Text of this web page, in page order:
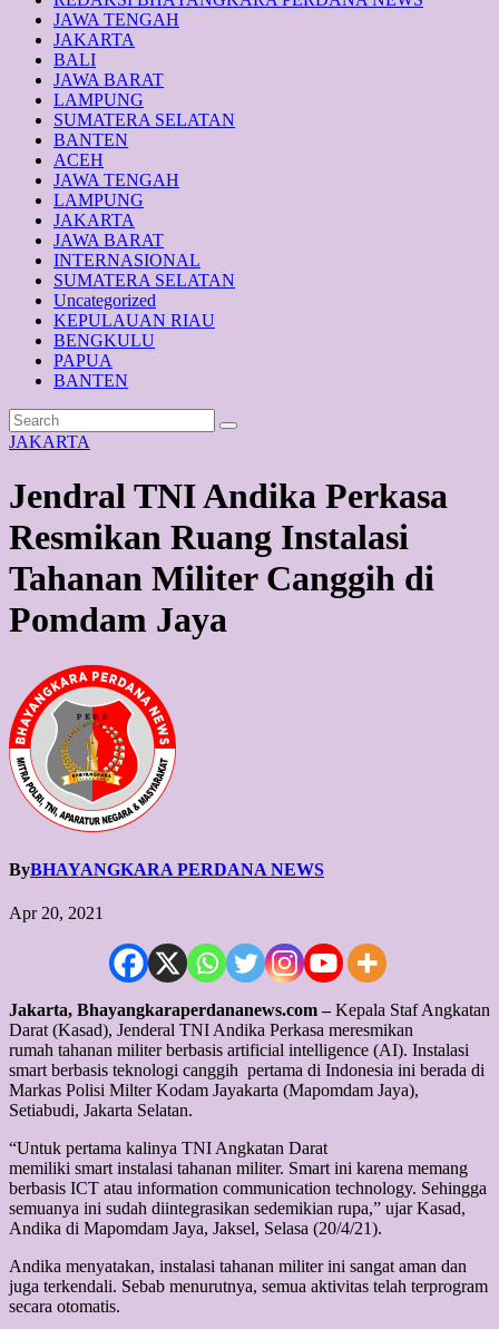
JAWA TENGAH
JAKARTA
BALI
JAWA BARAT
LAMPUNG
SUMATERA SELATAN
BANTEN
ACEH
JAWA TENGAH
LAMPUNG
JAKARTA
JAWA BARAT
INTERNASIONAL
SUMATERA SELATAN
Uncategorized
KEPULAUAN RIAU
BENGKULU
PAPUA
BANTEN
JAKARTA
Jendral TNI Andika Perkasa
Resmikan Ruang Instalasi
Tahanan Militer Canggih di
Pomdam Jaya
ByBHAYANGKARA PERDANA NEWS
Apr 20, 2021
Jakarta, Bhayangkaraperdananews.com –Kepala Staf Angkatan
Darat (Kasad), Jenderal TNI Andika Perkasa meresmikan
rumah tahanan militer berbasis artificial intelligence (AI). Instalasi
smart berbasis teknologi canggih pertama di Indonesia ini berada di
Markas Polisi Milter Kodam Jayakarta (Mapomdam Jaya),
Setiabudi, Jakarta Selatan.
“Untuk pertama kalinya TNI Angkatan Darat
memiliki smart instalasi tahanan militer. Smart ini karena memang
berbasis ICT atau information communication technology. Sehingga
semuanya ini sudah diintegrasikan sedemikian rupa,” ujar Kasad,
Andika di Mapomdam Jaya, Jaksel, Selasa (20/4/21).
Andika menyatakan, instalasi tahanan militer ini sangat aman dan
juga terkendali. Sebab menurutnya, semua aktivitas telah terprogram
secara otomatis.